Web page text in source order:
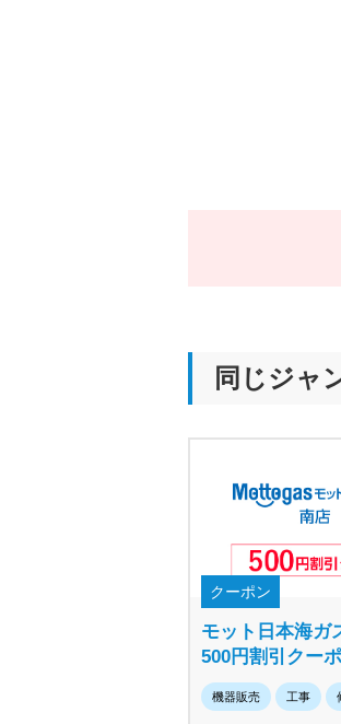
同じジャ
クーポン
モット日本海ガ
500円割引クー
機器販売 工事